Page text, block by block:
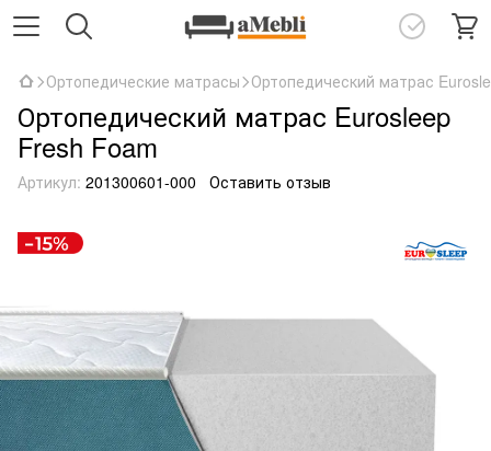
Ортопедические матрасы Ортопедический матрас
Ортопедический матрас Eurosleep
Fresh Foam
Артикул: 201300601-000 Оставить отзыв